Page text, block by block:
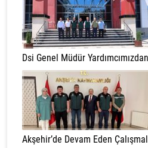
Dsi Genel Müdür
Akşehir’de Devam Eden